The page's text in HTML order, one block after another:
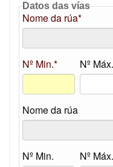
Datos das vías
Nome da rúa*
Nº Min.* Nº Máx.
Nome da rúa
Nº Min. Nº Máx.